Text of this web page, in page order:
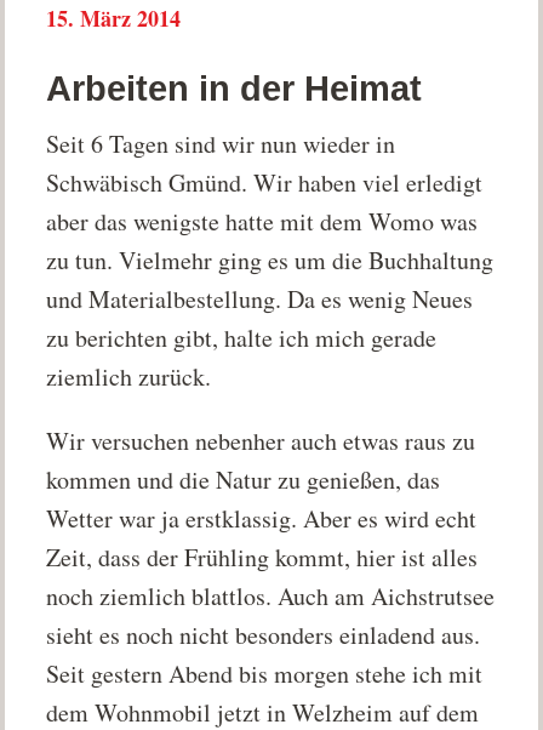
15. März 2014
Arbeiten in der Heimat
Seit 6 Tagen sind wir nun wieder in
Schwäbisch Gmünd. Wir haben viel erledigt
aber das wenigste hatte mit dem Womo was
zu tun. Vielmehr ging es um die Buchhaltung
und Materialbestellung. Da es wenig Neues
zu berichten gibt, halte ich mich gerade
ziemlich zurück.
Wir versuchen nebenher auch etwas raus zu
kommen und die Natur zu genießen, das
Wetter war ja erstklassig. Aber es wird echt
Zeit, dass der Frühling kommt, hier ist alles
noch ziemlich blattlos. Auch am Aichstrutsee
sieht es noch nicht besonders einladend aus.
Seit gestern Abend bis morgen stehe ich mit
dem Wohnmobil jetzt in Welzheim auf dem